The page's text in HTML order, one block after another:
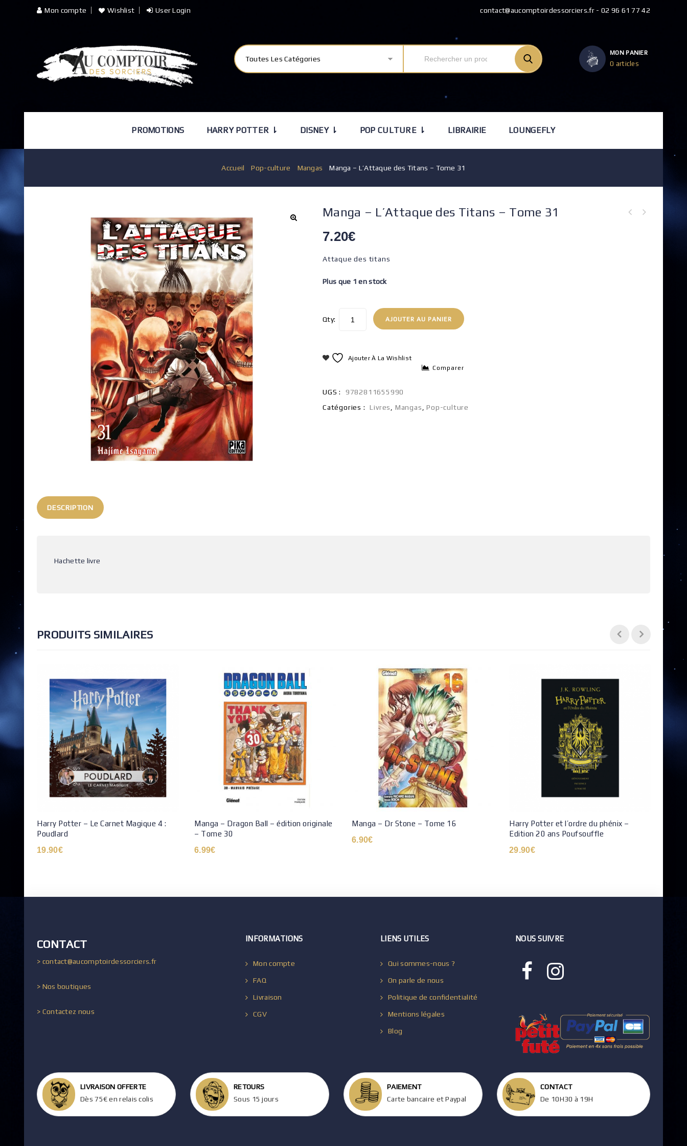
Mon compte Wishlist User Login contact@aucomptoirdessorciers.fr - 02 96 61 77 42
Toutes Les Catégories
MON PANIER
0 articles
PROMOTIONS HARRY POTTER ⇂ DISNEY ⇂ POP CULTURE ⇂ LIBRAIRIE LOUNGEFLY
Accueil /Pop-culture Mangas /Manga – L’Attaque des Titans – Tome 31
Manga – L’Attaque des Titans – Tome 31
7.20€
Attaque des titans
Plus que 1 en stock
Qty: AJOUTER AU PANIER
Ajouter À La Wishlist
Comparer
UGS :
9782811655990
Catégories :
Livres Mangas ,Pop-culture
DESCRIPTION
Hachette livre
PRODUITS SIMILAIRES
Harry Potter – Le Carnet Magique 4 :
Poudlard
19.90€
Manga – Dragon Ball – édition originale
– Tome 30
6.99€
Manga – Dr Stone – Tome 16
6.90€
Harry Potter et l’ordre du phénix –
Edition 20 ans Poufsouffle
29.90€
CONTACT
> contact@aucomptoirdessorciers.fr
> Nos boutiques
> Contactez nous
INFORMATIONS
Mon compte
FAQ
Livraison
CGV
LIENS UTILES
Qui sommes-nous ?
On parle de nous
Politique de confidentialité
Mentions légales
Blog
NOUS SUIVRE
LIVRAISON OFFERTE
Dès 75€ en relais colis
RETOURS
Sous 15 jours
PAIEMENT
Carte bancaire et Paypal
CONTACT
De 10H30 à 19H